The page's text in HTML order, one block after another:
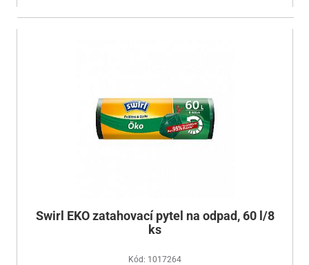
Swirl EKO zatahovací pytel na odpad, 60 l/8
ks
Kód: 1017264